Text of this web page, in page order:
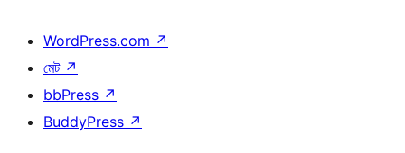
WordPress.com ↗
মেট ↗
bbPress ↗
BuddyPress ↗